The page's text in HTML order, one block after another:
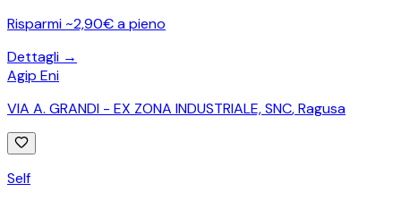
Risparmi ~2,90€ a pieno
Dettagli →
Agip Eni
VIA A. GRANDI - EX ZONA INDUSTRIALE, SNC,Ragusa
Self